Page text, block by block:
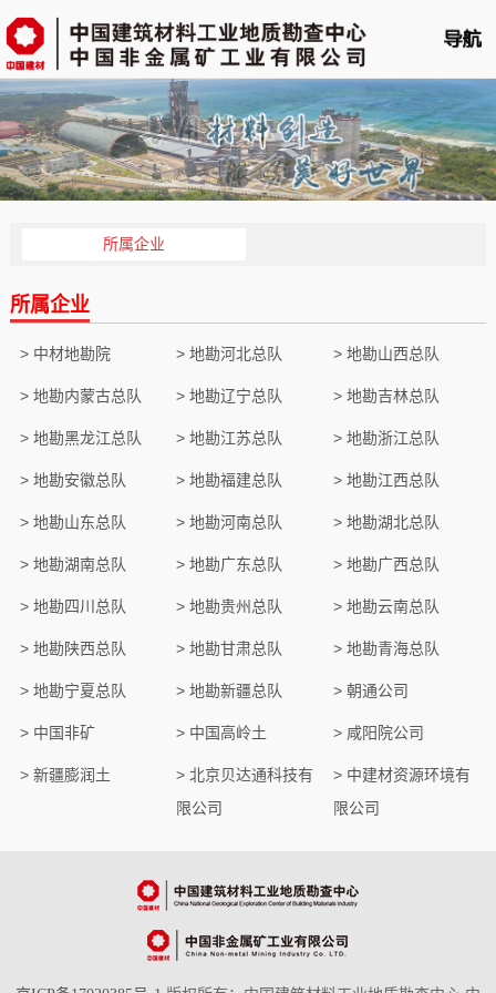
首页
单位概况
新闻中心
党的建设
专题建设
所属企业
所属企业
所属企业
> 中材地勘院 > 地勘河北总队 > 地勘山西总队
> 地勘内蒙古总队 > 地勘辽宁总队 > 地勘吉林总队
> 地勘黑龙江总队 > 地勘江苏总队 > 地勘浙江总队
> 地勘安徽总队 > 地勘福建总队 > 地勘江西总队
> 地勘山东总队 > 地勘河南总队 > 地勘湖北总队
> 地勘湖南总队 > 地勘广东总队 > 地勘广西总队
> 地勘四川总队 > 地勘贵州总队 > 地勘云南总队
> 地勘陕西总队 > 地勘甘肃总队 > 地勘青海总队
> 地勘宁夏总队 > 地勘新疆总队 > 朝通公司
> 中国非矿 > 中国高岭土 > 咸阳院公司
> 新疆膨润土
> 北京贝达通科技有
限公司
> 中建材资源环境有
限公司